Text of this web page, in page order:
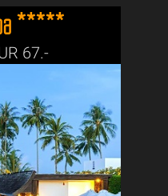
*****
67.-